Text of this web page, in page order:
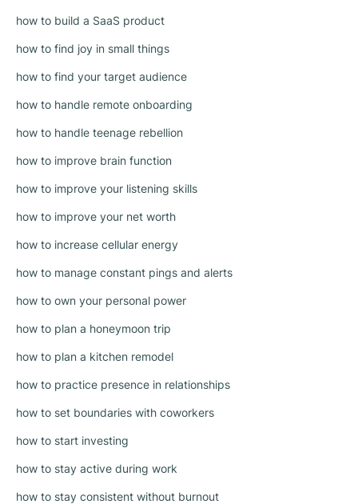
how to build a SaaS product
how to find joy in small things
how to find your target audience
how to handle remote onboarding
how to handle teenage rebellion
how to improve brain function
how to improve your listening skills
how to improve your net worth
how to increase cellular energy
how to manage constant pings and alerts
how to own your personal power
how to plan a honeymoon trip
how to plan a kitchen remodel
how to practice presence in relationships
how to set boundaries with coworkers
how to start investing
how to stay active during work
how to stay consistent without burnout